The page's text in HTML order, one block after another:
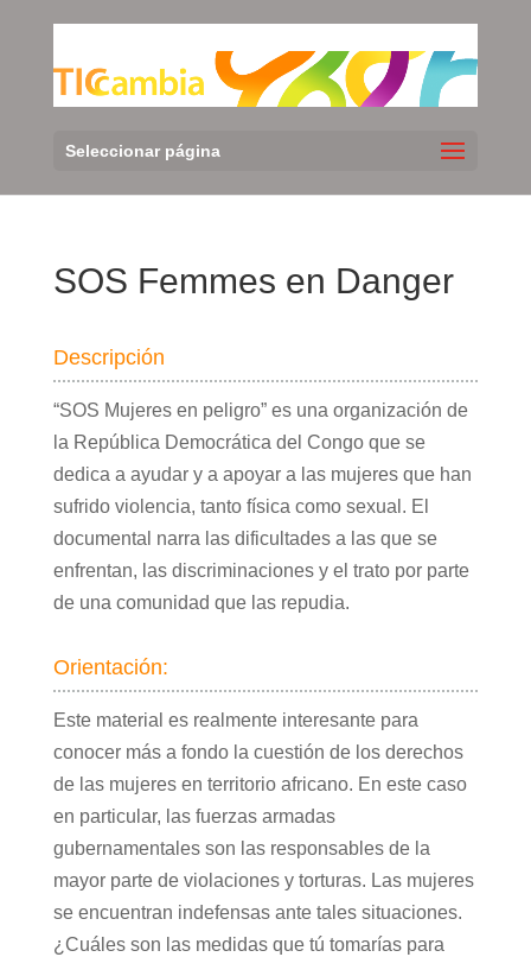
Seleccionar página
SOS Femmes en Danger
Descripción
“SOS Mujeres en peligro” es una organización de
la República Democrática del Congo que se
dedica a ayudar y a apoyar a las mujeres que han
sufrido violencia, tanto física como sexual. El
documental narra las dificultades a las que se
enfrentan, las discriminaciones y el trato por parte
de una comunidad que las repudia.
Orientación:
Este material es realmente interesante para
conocer más a fondo la cuestión de los derechos
de las mujeres en territorio africano. En este caso
en particular, las fuerzas armadas
gubernamentales son las responsables de la
mayor parte de violaciones y torturas. Las mujeres
se encuentran indefensas ante tales situaciones.
¿Cuáles son las medidas que tú tomarías para